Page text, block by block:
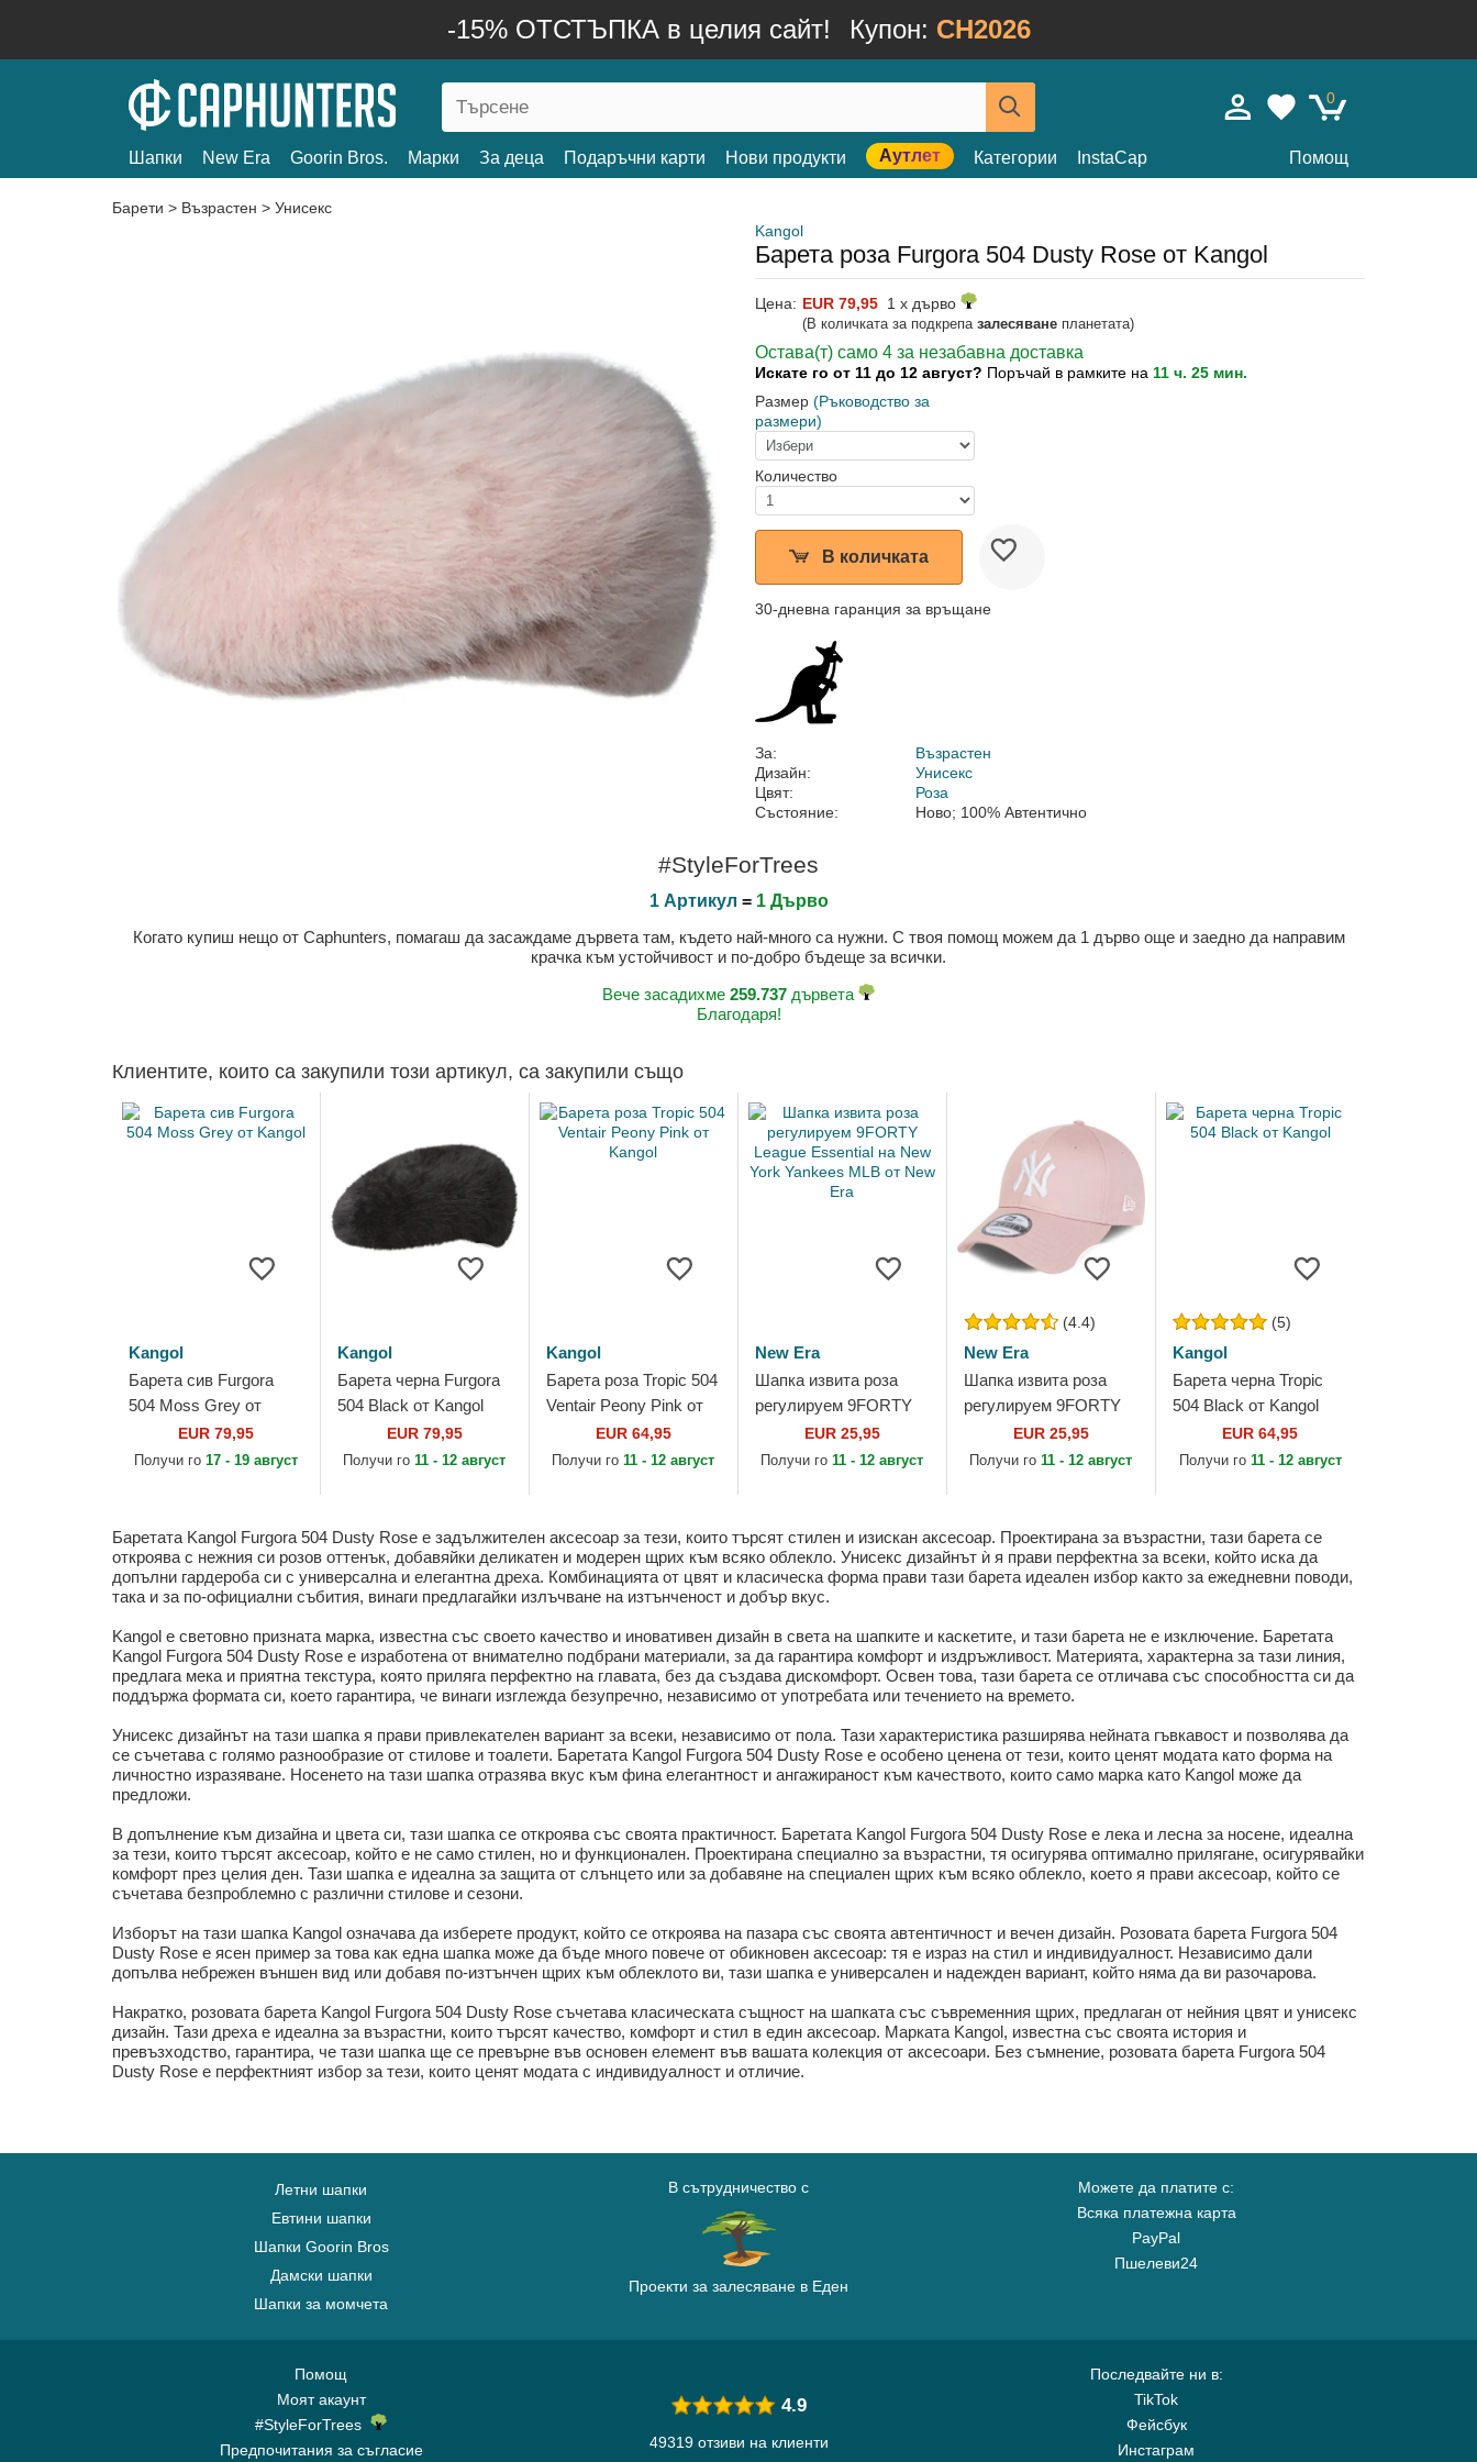
-15% ОТСТЪПКА в целия сайт! Купон: CH2026
0
Шапки New Era Goorin Bros. Марки За деца Подаръчни карти Нови продукти Аутлет Категории InstaCap Помощ
Барети > Възрастен > Унисекс
Kangol
Барета роза Furgora 504 Dusty Rose от Kangol
Цена: EUR 79,95 1 x дърво
(В количката за подкрепа залесяване планетата)
Остава(т) само 4 за незабавна доставка
Искате го от 11 до 12 август? Поръчай в рамките на 11 ч. 25 мин.
Размер (Ръководство за
размери)
Количество
В количката
30-дневна гаранция за връщане
За:
Възрастен
Дизайн:
Унисекс
Цвят:
Роза
Състояние:
Ново; 100% Автентично
#StyleForTrees
1 Артикул = 1 Дърво
Когато купиш нещо от Caphunters, помагаш да засаждаме дървета там, където най-много са нужни. С твоя помощ можем да 1 дърво още и заедно да направим
крачка към устойчивост и по-добро бъдеще за всички.
Вече засадихме 259.737 дървета
Благодаря!
Клиентите, които са закупили този артикул, са закупили също
Kangol
Барета сив Furgora
504 Moss Grey от
EUR 79,95
Получи го 17 - 19 август
Kangol
Барета черна Furgora
504 Black от Kangol
EUR 79,95
Получи го11 - 12 август
Kangol
Барета роза Tropic 504
Ventair Peony Pink от
EUR 64,95
Получи го11 - 12 август
New Era
Шапка извита роза
регулируем 9FORTY
League Essential на
New York Yankees
EUR 25,95
Получи го11 - 12 август
(4.4)
New Era
Шапка извита роза
регулируем 9FORTY
League Essential на
New York Yankees
EUR 25,95
Получи го11 - 12 август
(5)
Kangol
Барета черна Tropic
504 Black от Kangol
EUR 64,95
Получи го 11 - 12 август
Баретата Kangol Furgora 504 Dusty Rose е задължителен аксесоар за тези, които търсят стилен и изискан аксесоар. Проектирана за възрастни, тази барета се
откроява с нежния си розов оттенък, добавяйки деликатен и модерен щрих към всяко облекло. Унисекс дизайнът ѝ я прави перфектна за всеки, който иска да
допълни гардероба си с универсална и елегантна дреха. Комбинацията от цвят и класическа форма прави тази барета идеален избор както за ежедневни поводи,
така и за по-официални събития, винаги предлагайки излъчване на изтънченост и добър вкус.
Kangol е световно призната марка, известна със своето качество и иновативен дизайн в света на шапките и каскетите, и тази барета не е изключение. Баретата
Kangol Furgora 504 Dusty Rose е изработена от внимателно подбрани материали, за да гарантира комфорт и издръжливост. Материята, характерна за тази линия,
предлага мека и приятна текстура, която приляга перфектно на главата, без да създава дискомфорт. Освен това, тази барета се отличава със способността си да
поддържа формата си, което гарантира, че винаги изглежда безупречно, независимо от употребата или течението на времето.
Унисекс дизайнът на тази шапка я прави привлекателен вариант за всеки, независимо от пола. Тази характеристика разширява нейната гъвкавост и позволява да
се съчетава с голямо разнообразие от стилове и тоалети. Баретата Kangol Furgora 504 Dusty Rose е особено ценена от тези, които ценят модата като форма на
личностно изразяване. Носенето на тази шапка отразява вкус към фина елегантност и ангажираност към качеството, които само марка като Kangol може да
предложи.
В допълнение към дизайна и цвета си, тази шапка се откроява със своята практичност. Баретата Kangol Furgora 504 Dusty Rose е лека и лесна за носене, идеална
за тези, които търсят аксесоар, който е не само стилен, но и функционален. Проектирана специално за възрастни, тя осигурява оптимално прилягане, осигурявайки
комфорт през целия ден. Тази шапка е идеална за защита от слънцето или за добавяне на специален щрих към всяко облекло, което я прави аксесоар, който се
съчетава безпроблемно с различни стилове и сезони.
Изборът на тази шапка Kangol означава да изберете продукт, който се откроява на пазара със своята автентичност и вечен дизайн. Розовата барета Furgora 504
Dusty Rose е ясен пример за това как една шапка може да бъде много повече от обикновен аксесоар: тя е израз на стил и индивидуалност. Независимо дали
допълва небрежен външен вид или добавя по-изтънчен щрих към облеклото ви, тази шапка е универсален и надежден вариант, който няма да ви разочарова.
Накратко, розовата барета Kangol Furgora 504 Dusty Rose съчетава класическата същност на шапката със съвременния щрих, предлаган от нейния цвят и унисекс
дизайн. Тази дреха е идеална за възрастни, които търсят качество, комфорт и стил в един аксесоар. Марката Kangol, известна със своята история и
превъзходство, гарантира, че тази шапка ще се превърне във основен елемент във вашата колекция от аксесоари. Без съмнение, розовата барета Furgora 504
Dusty Rose е перфектният избор за тези, които ценят модата с индивидуалност и отличие.
Летни шапки
Евтини шапки
Шапки Goorin Bros
Дамски шапки
Шапки за момчета
В сътрудничество с
Проекти за залесяване в Еден
Можете да платите с:
Всяка платежна карта
PayPal
Пшелеви24
Помощ
Моят акаунт
#StyleForTrees
Предпочитания за съгласие
Последвайте ни в:
TikTok
Фейсбук
Инстаграм
4.9
49319 отзиви на клиенти